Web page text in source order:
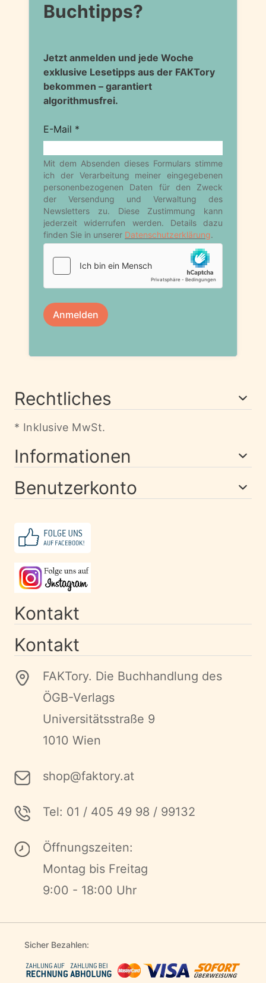
Buchtipps?
Rechtliches
* Inklusive MwSt.
Informationen
Benutzerkonto
Kontakt
Kontakt
FAKTory. Die Buchhandlung des
ÖGB-Verlags
Universitätsstraße 9
1010 Wien
shop@faktory.at
Tel: 01 / 405 49 98 / 99132
Öffnungszeiten:
Montag bis Freitag
9:00 - 18:00 Uhr
Sicher Bezahlen: